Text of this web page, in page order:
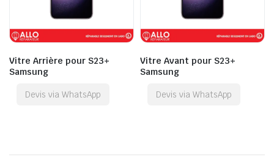
Vitre Arrière pour S23+
Samsung
Devis via WhatsApp
Vitre Avant pour S23+
Samsung
Devis via WhatsApp